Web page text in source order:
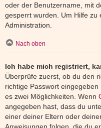
oder der Benutzername, mit
gesperrt wurden. Um Hilfe zu
Administration.
Nach oben
Ich habe mich registriert,
Überprüfe zuerst, ob du den
richtige Passwort
es zwei Möglichkeiten. Wenn
angegeben hast, dass du
einer deiner Eltern oder
Anweisungen folgen, die du